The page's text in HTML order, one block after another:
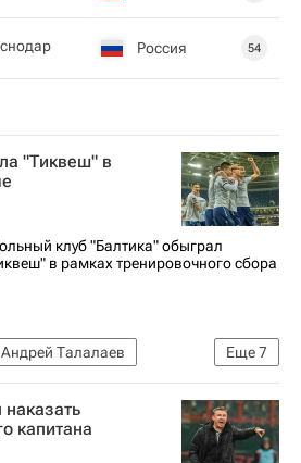
Россия 54
"Тиквеш" в
клуб "Балтика" обыграл
в рамках тренировочного сбора
Еще7
Андрей Талалаев
Оффор
России по футболу)
капитана